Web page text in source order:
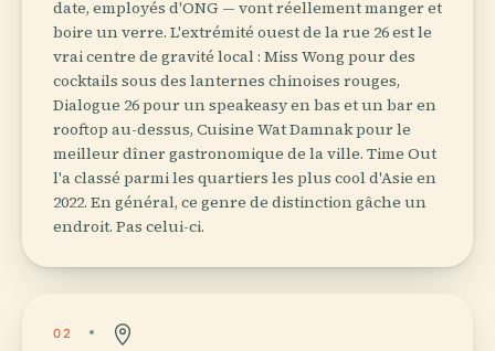
date, employés d'ONG — vont réellement manger et
boire un verre. L'extrémité ouest de la rue 26 est le
vrai centre de gravité local : Miss Wong pour des
cocktails sous des lanternes chinoises rouges,
Dialogue 26 pour un speakeasy en bas et un bar en
rooftop au-dessus, Cuisine Wat Damnak pour le
meilleur dîner gastronomique de la ville. Time Out
l'a classé parmi les quartiers les plus cool d'Asie en
2022. En général, ce genre de distinction gâche un
endroit. Pas celui-ci.
02